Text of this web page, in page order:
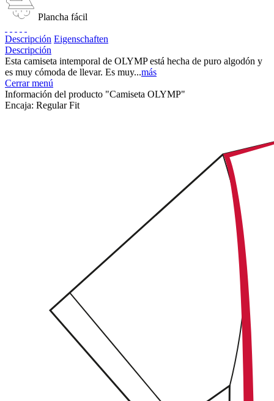
Plancha fácil
Descripción Eigenschaften
Descripción
Esta camiseta intemporal de OLYMP está hecha de puro algodón y
es muy cómoda de llevar. Es muy...más
Cerrar menú
Información del producto "Camiseta OLYMP"
Encaja: Regular Fit